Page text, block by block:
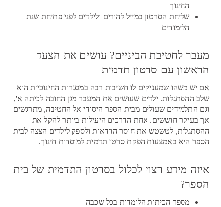
החינוך
שליחת הסרטון במייל להורים ולילדים לפני פתיחת שנת
הלימודים
מעבר לחטיבת הביניים? עושים את הצעד
הראשון עם סרטון תדמית
אם יש משהו שמעניקים לו חשיבות רבה במסגרות החינוכיות הוא
שלב ההסתגלות. ילדים שעושים את המעבר מגן החובה לכיתה א',
וגם התלמידים שעולים מבית הספר היסודי אל החטיבה, מתרגשים
אך בעיקר חוששים. אחת הדרכים היעילות ביותר להקל את
ההסתגלות, לטשטש את חוסר הוודאות ולספק לילדים הצצה לבית
הספר היא באמצעות הפקת סרטי תדמית למוסדות חינוך.
איזה מידע רצוי לכלול בסרטון התדמית של בית
הספר?
מספר הכיתות הלומדות בכל שכבה